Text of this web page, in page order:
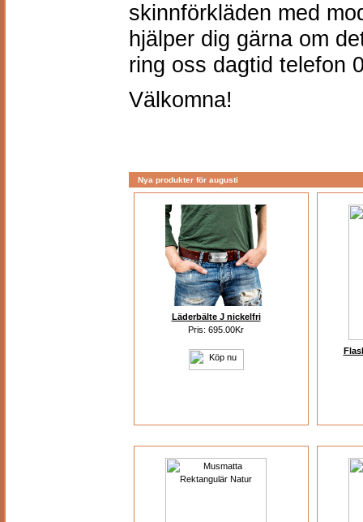
skinnförkläden med
hjälper dig gärna om
ring oss dagtid telefon
Välkomna!
Nya produkter för augusti
Läderbälte J nickelfri
Pris: 695.00Kr